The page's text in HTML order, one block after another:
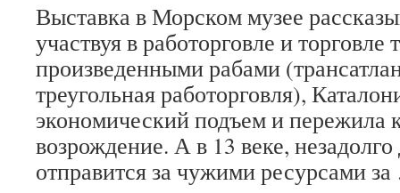
Выставка в Морском музее
участвуя в работорговле и торговле
произведенными рабами
треугольная работорговля),
экономический подъем и пережила
возрождение. А в 13 веке, незадолго
отправится за чужими ресурсами